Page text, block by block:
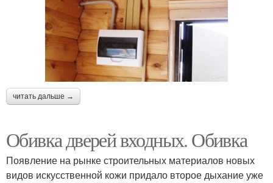
читать дальше →
Обивка дверей входных. Обивка
Появление на рынке строительных материалов новых
видов искусственной кожи придало второе дыхание уже